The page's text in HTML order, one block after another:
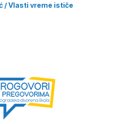
/ Vlasti vreme ističe